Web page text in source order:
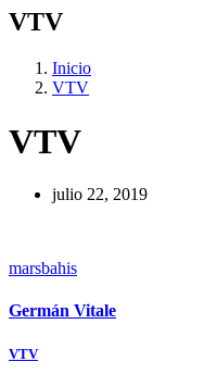
VTV
Inicio
VTV
VTV
julio 22, 2019
marsbahis
Germán Vitale
Navegación
VTV